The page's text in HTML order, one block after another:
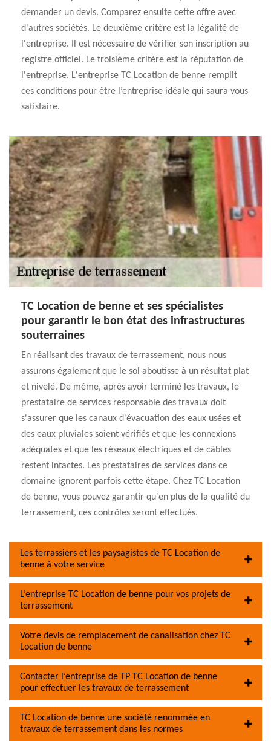
demander un devis. Comparez ensuite cette offre avec
d'autres sociétés. Le deuxième critère est la légalité de
l'entreprise. Il est nécessaire de vérifier son inscription au
registre officiel. Le troisième critère est la réputation de
l'entreprise. L'entreprise TC Location de benne remplit
ces conditions pour être l’entreprise idéale qui saura vous
satisfaire.
TC Location de benne et ses spécialistes
pour garantir le bon état des infrastructures
souterraines
En réalisant des travaux de terrassement, nous nous
assurons également que le sol aboutisse à un résultat plat
et nivelé. De même, après avoir terminé les travaux, le
prestataire de services responsable des travaux doit
s'assurer que les canaux d'évacuation des eaux usées et
des eaux pluviales soient vérifiés et que les connexions
adéquates et que les réseaux électriques et de câbles
restent intactes. Les prestataires de services dans ce
domaine ignorent parfois cette étape. Chez TC Location
de benne, vous pouvez garantir qu'en plus de la qualité du
terrassement, ces contrôles seront effectués.
Les terrassiers et les paysagistes de TC Location de
benne à votre service
L’entreprise TC Location de benne pour vos projets de
terrassement
Votre devis de remplacement de canalisation chez TC
Location de benne
Contacter l’entreprise de TP TC Location de benne
pour effectuer les travaux de terrassement
TC Location de benne une société renommée en
travaux de terrassement dans les normes